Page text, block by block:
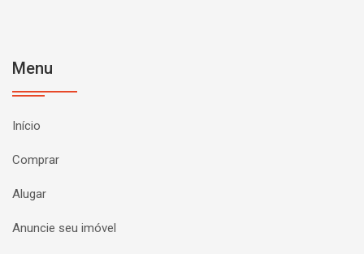
Menu
Início
Comprar
Alugar
Anuncie seu imóvel